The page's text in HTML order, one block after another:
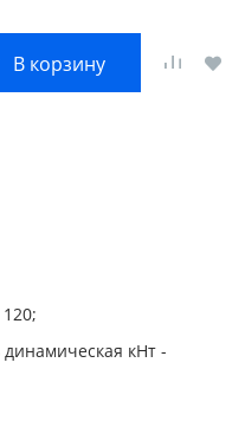
В корзину
120;
кНт -